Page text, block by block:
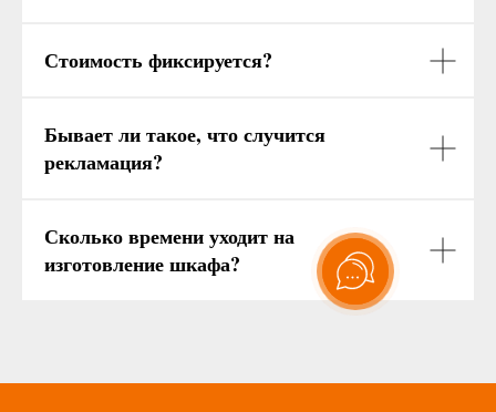
Стоимость фиксируется?
Бывает ли такое, что случится
рекламация?
Сколько времени уходит на
изготовление шкафа?